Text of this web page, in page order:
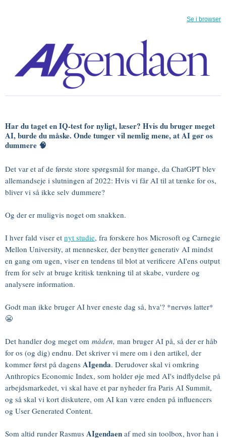
Se i browser
Har du taget en IQ-test for nyligt, læser? Hvis du bruger meget
AI, burde du måske. Onde tunger vil nemlig mene, at AI gør os
dummere 🧠
Det var et af de første store spørgsmål for mange, da ChatGPT blev
allemandseje i slutningen af 2022: Hvis vi får AI til at tænke for os,
bliver vi så ikke selv dummere?
Og der er muligvis noget om snakken.
I hver fald viser et nyt studie, fra forskere hos Microsoft og Carnegie
Mellon University, at mennesker, der benytter generativ AI mindst
en gang om ugen, viser en tendens til blot at verificere AI'ens output
frem for selv at bruge kritisk tænkning til at skabe, vurdere og
analysere information.
Godt man ikke bruger AI hver eneste dag så, hva'? *nervøs latter*
😬
Det handler dog meget om måden, man bruger AI på, så der er håb
for os (og dig) endnu. Det skriver vi mere om i den artikel, der
kommer først på dagens AIgenda. Derudover skal vi omkring
Anthropics Economic Index, som holder øje med AI's indflydelse på
arbejdsmarkedet, vi skal have et par nyheder fra Paris AI Summit,
og så skal vi kort diskutere, om AI kan være enden på influencers
og User Generated Content.
Som altid runder Rasmus AIgendaen af med sin toolbox, hvor han i